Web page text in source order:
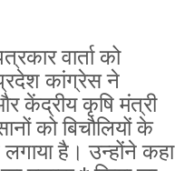
वार्ता को
कांग्रेस ने
केंद्रीय कृषि मंत्री
को बिचौलियों के
है। उन्होंने कहा